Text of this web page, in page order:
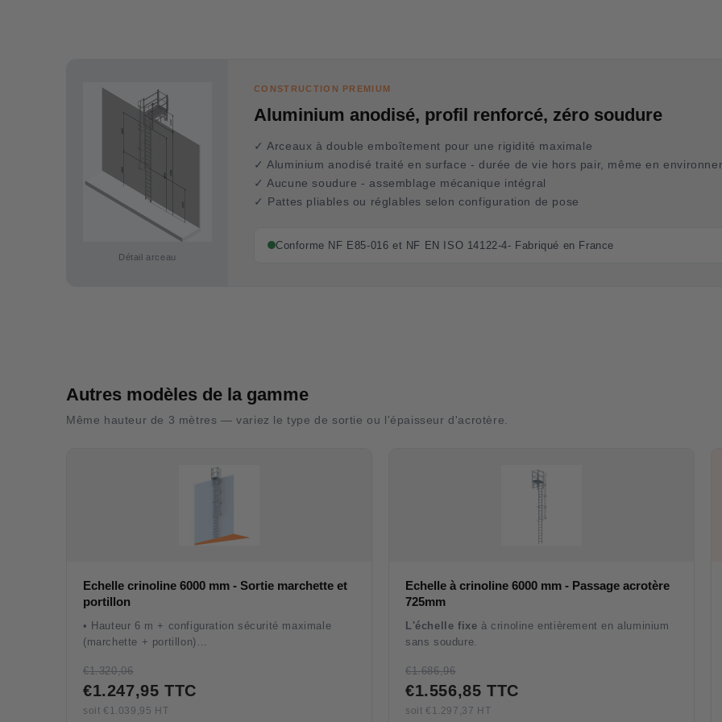
Détail arceau
CONSTRUCTION PREMIUM
Aluminium anodisé, profil renforcé, zéro soudure
✓ Arceaux à double emboîtement pour une rigidité maximale
✓ Aluminium anodisé traité en surface - durée de vie hors pair, même en
✓ Aucune soudure - assemblage mécanique intégral
✓ Pattes pliables ou réglables selon configuration de pose
Conforme NF E85-016 et NF EN ISO 14122-4- Fabriqué en France
Autres modèles de la gamme
Même hauteur de 3 mètres — variez le type de sortie ou l'épaisseur d'acrotère.
Echelle crinoline 6000 mm - Sortie marchette et
portillon
• Hauteur 6 m + configuration sécurité maximale
(marchette + portillon)
méthaniseurs
• Aluminium anodisé sans soudure, fixations
renforcées pour la hauteur
€1.320,06
€1.247,95 TTC
soit €1.039,95 HT
Echelle à crinoline 6000 mm - Passage acrotère
725mm
L'échelle fixe à crinoline entièrement en aluminium
sans soudure.
Possibilité d'utiliser comme échelle de secours avec
une porte de sortie en bas pour évacuer.
€1.686,96
€1.556,85 TTC
soit €1.297,37 HT